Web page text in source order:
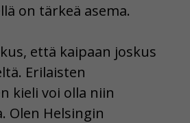
on tärkeä asema.
että kaipaan joskus
Erilaisten
kieli voi olla niin
Olen Helsingin